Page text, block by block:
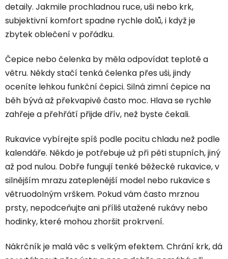
detaily. Jakmile prochladnou ruce, uši nebo krk,
subjektivní komfort spadne rychle dolů, i když je
zbytek oblečení v pořádku.
Čepice nebo čelenka by měla odpovídat teplotě a
větru. Někdy stačí tenká čelenka přes uši, jindy
oceníte lehkou funkční čepici. Silná zimní čepice na
běh bývá až překvapivě často moc. Hlava se rychle
zahřeje a přehřátí přijde dřív, než byste čekali.
Rukavice vybírejte spíš podle pocitu chladu než podle
kalendáře. Někdo je potřebuje už při pěti stupních, jiný
až pod nulou. Dobře fungují tenké běžecké rukavice, v
silnějším mrazu zateplenější model nebo rukavice s
větruodolným vrškem. Pokud vám často mrznou
prsty, nepodceňujte ani příliš utažené rukávy nebo
hodinky, které mohou zhoršit prokrvení.
Nákrčník je malá věc s velkým efektem. Chrání krk, dá